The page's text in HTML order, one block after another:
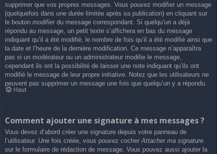
supprimer que vos propres messages. Vous pouvez modifier un message
(quelquefois dans une durée limitée après sa publication) en cliquant sur
le bouton modifierdu message correspondant. Si quelqu’un a déjà
répondu au message, un petit texte s’affichera en bas du message
indiquant qu’il a été modifié, le nombre de fois qu’il a été modifié ainsi que
la date et l’heure de la dernière modification. Ce message n’apparaîtra
pas si un modérateur ou un administrateur modifie le message,
cependant ils ont la possibilité de laisser une note indiquant qu’ils ont
modifié le message de leur propre initiative. Notez que les utilisateurs ne
peuvent pas supprimer un message une fois que quelqu’un y a répondu.
Haut
Comment ajouter une signature à mes messages ?
Vous devez d’abord créer une signature depuis votre panneau de
l’utilisateur. Une fois créée, vous pouvez cocherAttacher ma signature
sur le formulaire de rédaction de message. Vous pouvez aussi ajouter la